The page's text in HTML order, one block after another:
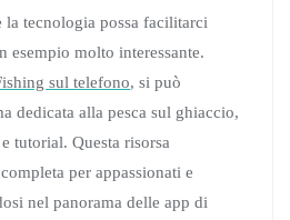
la tecnologia possa facilitarci
esempio molto interessante.
sul telefono, si può
dedicata alla pesca sul ghiaccio,
tutorial. Questa risorsa
per appassionati e
nel panorama delle app di